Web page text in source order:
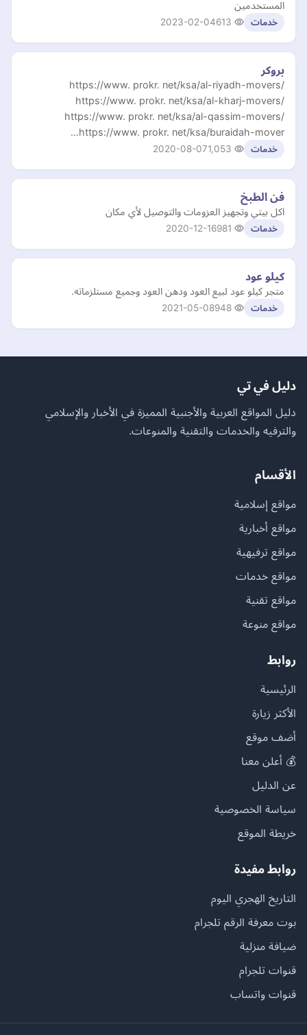
المستخدمين
خدمات 2023-02-04
بروكر
https://www. prokr. net/ksa/al-riyadh-movers/
https://www. prokr. net/ksa/al-kharj-movers/
https://www. prokr. net/ksa/al-qassim-movers/
https://www. prokr. net/ksa/buraidah-mover…
خدمات 2020-08-07
فن الطبخ
اكل بيتي وتجهيز العزومات والتوصيل لأي مكان
خدمات 2020-12-16
كيلو عود
متجر كيلو عود لبيع العود ودهن العود وجميع مستلزماته.
خدمات 2021-05-08
دليل في تي
دليل المواقع العربية والأجنبية المميزة في الأخبار والإسلامي
والترفيه والخدمات والتقنية والمنوعات.
الأقسام
مواقع إسلامية
مواقع أخبارية
مواقع ترفيهية
مواقع خدمات
مواقع تقنية
مواقع منوعة
روابط
الرئيسية
الأكثر زيارة
أضف موقع
💰 أعلن معنا
عن الدليل
سياسة الخصوصية
خريطة الموقع
روابط مفيدة
التاريخ الهجري اليوم
بوت معرفة الرقم تلجرام
ضيافة منزلية
قنوات تلجرام
قنوات واتساب